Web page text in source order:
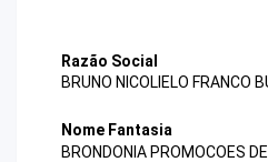
Razão Social
BRUNO NICOLIELO FRANCO
Nome Fantasia
BRONDONIA PROMOCOES